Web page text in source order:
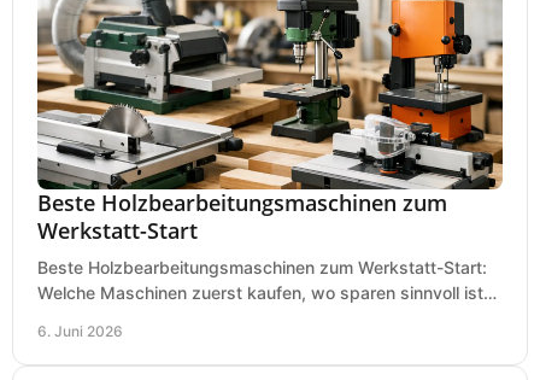
Beste Holzbearbeitungsmaschinen zum
Werkstatt-Start
Beste Holzbearbeitungsmaschinen zum Werkstatt-Start:
Welche Maschinen zuerst kaufen, wo sparen sinnvoll ist
6. Juni 2026